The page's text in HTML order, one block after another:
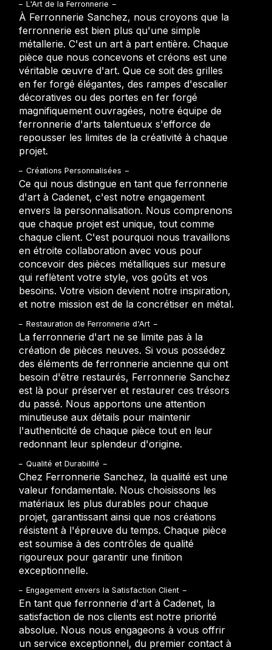
L'Art de la Ferronnerie
À Ferronnerie Sanchez, nous croyons que la
ferronnerie est bien plus qu'une simple
métallerie. C'est un art à part entière. Chaque
pièce que nous concevons et créons est une
véritable œuvre d'art. Que ce soit des grilles
en fer forgé élégantes, des rampes d'escalier
décoratives ou des portes en fer forgé
magnifiquement ouvragées, notre équipe de
ferronnerie d'arts talentueux s'efforce de
repousser les limites de la créativité à chaque
projet.
Créations Personnalisées
Ce qui nous distingue en tant que ferronnerie
d'art à Cadenet, c'est notre engagement
envers la personnalisation. Nous comprenons
que chaque projet est unique, tout comme
chaque client. C'est pourquoi nous travaillons
en étroite collaboration avec vous pour
concevoir des pièces métalliques sur mesure
qui reflètent votre style, vos goûts et vos
besoins. Votre vision devient notre inspiration,
et notre mission est de la concrétiser en métal.
Restauration de Ferronnerie d'Art
La ferronnerie d'art ne se limite pas à la
création de pièces neuves. Si vous possédez
des éléments de ferronnerie ancienne qui ont
besoin d'être restaurés, Ferronnerie Sanchez
est là pour préserver et restaurer ces trésors
du passé. Nous apportons une attention
minutieuse aux détails pour maintenir
l'authenticité de chaque pièce tout en leur
redonnant leur splendeur d'origine.
Qualité et Durabilité
Chez Ferronnerie Sanchez, la qualité est une
valeur fondamentale. Nous choisissons les
matériaux les plus durables pour chaque
projet, garantissant ainsi que nos créations
résistent à l'épreuve du temps. Chaque pièce
est soumise à des contrôles de qualité
rigoureux pour garantir une finition
exceptionnelle.
Engagement envers la Satisfaction Client
En tant que ferronnerie d'art à Cadenet, la
satisfaction de nos clients est notre priorité
absolue. Nous nous engageons à vous offrir
un service exceptionnel, du premier contact à